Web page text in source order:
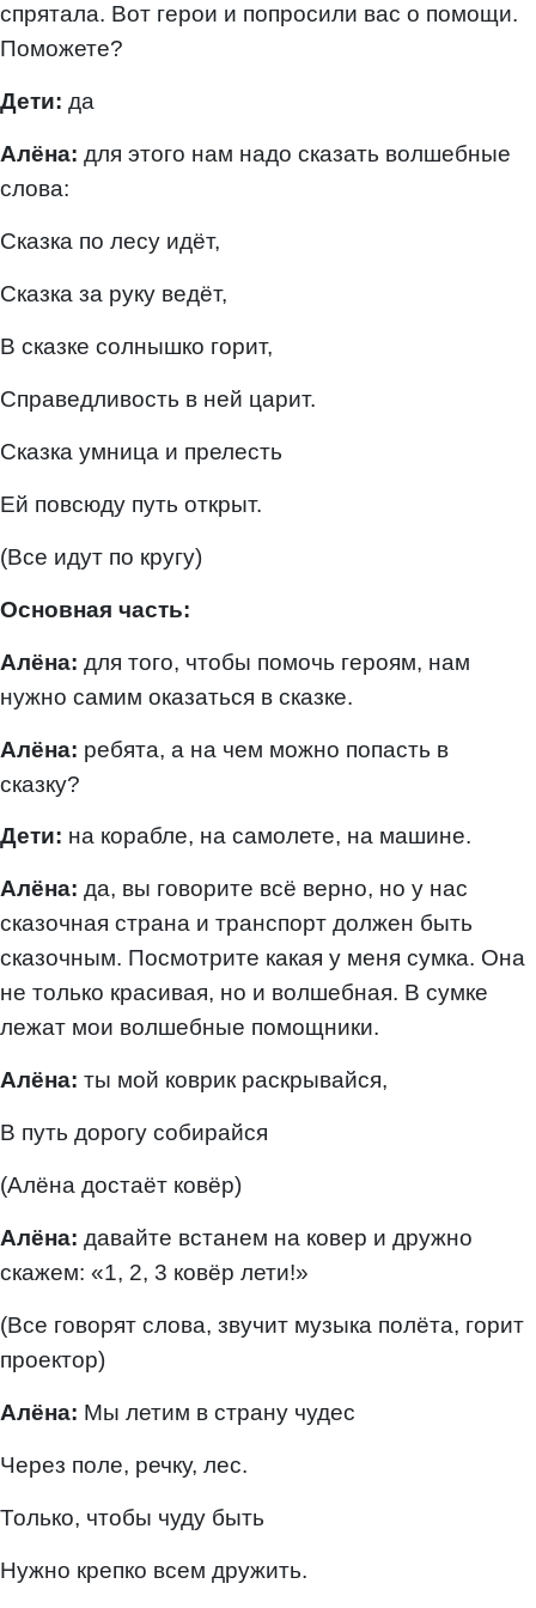
спрятала. Вот герои и попросили вас о помощи.
Поможете?
Дети: да
Алёна: для этого нам надо сказать волшебные
слова:
Сказка по лесу идёт,
Сказка за руку ведёт,
В сказке солнышко горит,
Справедливость в ней царит.
Сказка умница и прелесть
Ей повсюду путь открыт.
(Все идут по кругу)
Основная часть:
Алёна: для того, чтобы помочь героям, нам
нужно самим оказаться в сказке.
Алёна: ребята, а на чем можно попасть в
сказку?
Дети: на корабле, на самолете, на машине.
Алёна: да, вы говорите всё верно, но у нас
сказочная страна и транспорт должен быть
сказочным. Посмотрите какая у меня сумка. Она
не только красивая, но и волшебная. В сумке
лежат мои волшебные помощники.
Алёна: ты мой коврик раскрывайся,
В путь дорогу собирайся
(Алёна достаёт ковёр)
Алёна: давайте встанем на ковер и дружно
скажем: «1, 2, 3 ковёр лети!»
(Все говорят слова, звучит музыка полёта, горит
проектор)
Алёна: Мы летим в страну чудес
Через поле, речку, лес.
Только, чтобы чуду быть
Нужно крепко всем дружить.